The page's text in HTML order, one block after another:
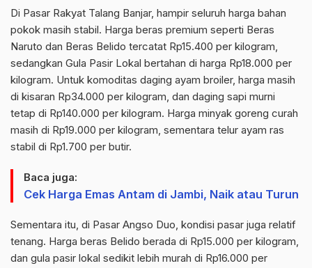
Di Pasar Rakyat Talang Banjar, hampir seluruh harga bahan
pokok masih stabil. Harga beras premium seperti Beras
Naruto dan Beras Belido tercatat Rp15.400 per kilogram,
sedangkan Gula Pasir Lokal bertahan di harga Rp18.000 per
kilogram. Untuk komoditas daging ayam broiler, harga masih
di kisaran Rp34.000 per kilogram, dan daging sapi murni
tetap di Rp140.000 per kilogram. Harga minyak goreng curah
masih di Rp19.000 per kilogram, sementara telur ayam ras
stabil di Rp1.700 per butir.
Baca juga:
Cek Harga Emas Antam di Jambi, Naik atau Turun
Sementara itu, di Pasar Angso Duo, kondisi pasar juga relatif
tenang. Harga beras Belido berada di Rp15.000 per kilogram,
dan gula pasir lokal sedikit lebih murah di Rp16.000 per